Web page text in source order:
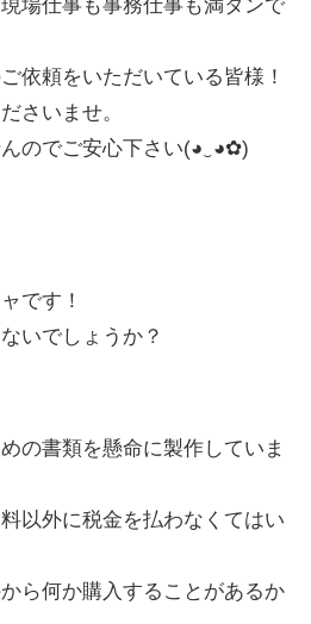
場仕事も事務仕事も満タンで
依頼をいただいている皆様！
さいませ。
のでご安心下さい(◕‿◕✿)
です！
いでしょうか？
の書類を懸命に製作していま
以外に税金を払わなくてはい
ら何か購入することがあるか